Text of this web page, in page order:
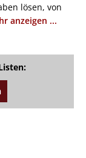
lösen, von
anzeigen ...